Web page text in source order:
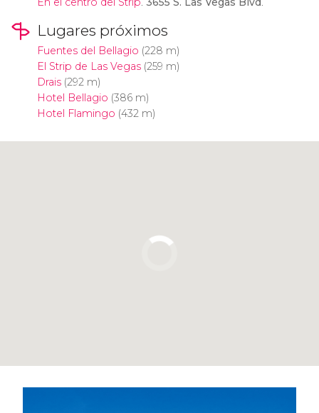
Lugares próximos
Fuentes del Bellagio (228 m)
El Strip de Las Vegas(259 m)
Drais(292 m)
Hotel Bellagio (386 m)
Hotel Flamingo (432 m)